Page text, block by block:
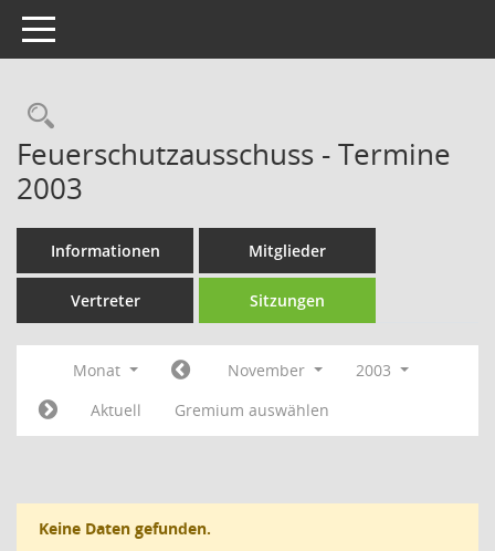
Toggle navigation
Rechercheauswahl
Feuerschutzausschuss - Termine
2003
Informationen Mitglieder
Vertreter Sitzungen
Monat November
2003
Aktuell
Gremium auswählen
Keine Daten gefunden.